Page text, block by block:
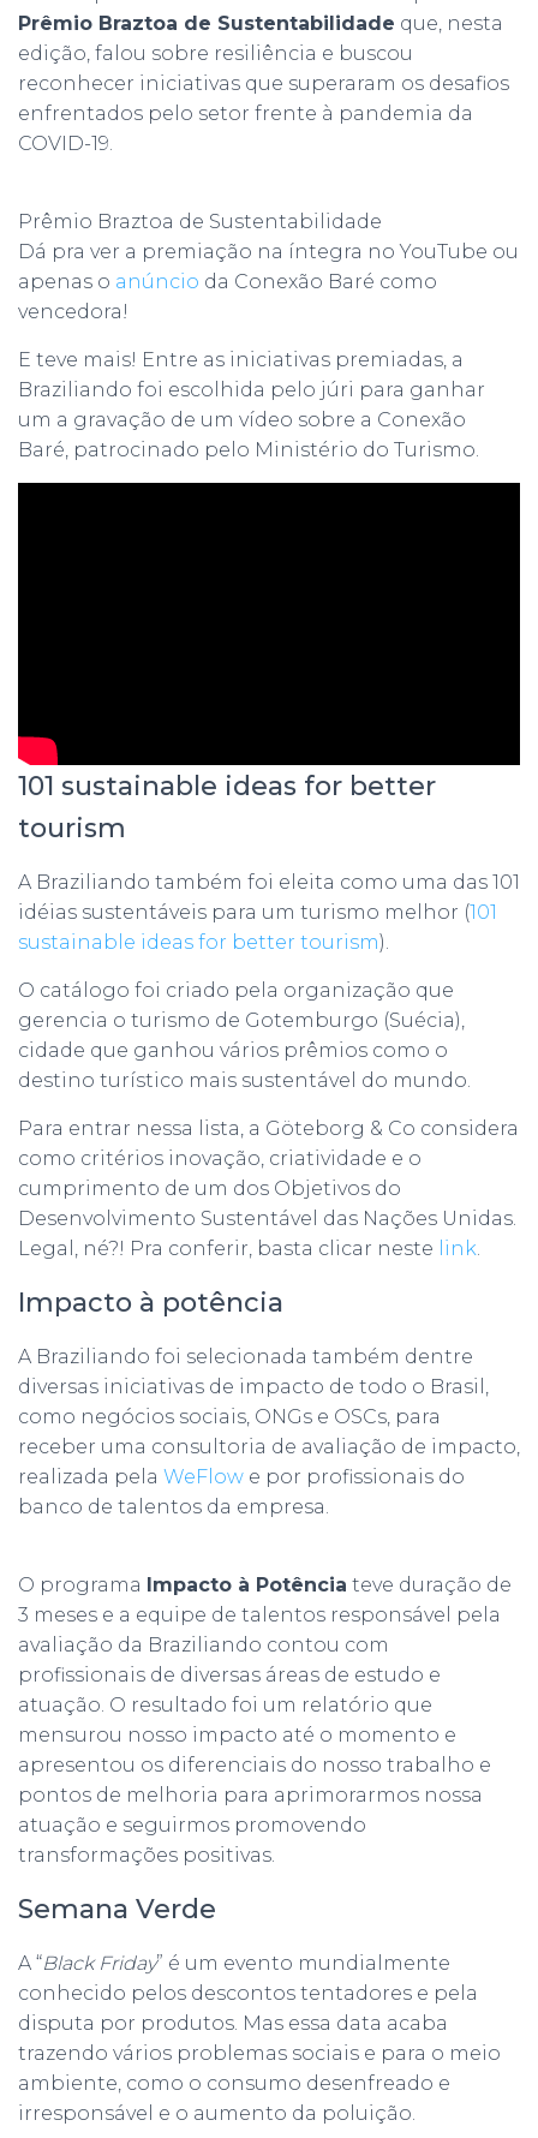
Prêmio Braztoa de Sustentabilidade que, nesta
edição, falou sobre resiliência e buscou
reconhecer iniciativas que superaram os desafios
enfrentados pelo setor frente à pandemia da
COVID-19.
Prêmio Braztoa de Sustentabilidade
Dá pra ver a premiação na íntegra no YouTube ou
apenas o anúncio da Conexão Baré como
vencedora!
E teve mais! Entre as iniciativas premiadas, a
Braziliando foi escolhida pelo júri para ganhar
um a gravação de um vídeo sobre a Conexão
Baré, patrocinado pelo Ministério do Turismo.
101 sustainable ideas for better
tourism
A Braziliando também foi eleita como uma das 101
idéias sustentáveis para um turismo melhor (101
sustainable ideas for better tourism).
O catálogo foi criado pela organização que
gerencia o turismo de Gotemburgo (Suécia),
cidade que ganhou vários prêmios como o
destino turístico mais sustentável do mundo.
Para entrar nessa lista, a Göteborg & Co considera
como critérios inovação, criatividade e o
cumprimento de um dos Objetivos do
Desenvolvimento Sustentável das Nações Unidas.
Legal, né?! Pra conferir, basta clicar neste link
Impacto à potência
A Braziliando foi selecionada também dentre
diversas iniciativas de impacto de todo o Brasil,
como negócios sociais, ONGs e OSCs, para
receber uma consultoria de avaliação de impacto,
realizada pela WeFlow e por profissionais do
banco de talentos da empresa.
O programa Impacto à Potência teve duração de
3 meses e a equipe de talentos responsável pela
avaliação da Braziliando contou com
profissionais de diversas áreas de estudo e
atuação. O resultado foi um relatório que
mensurou nosso impacto até o momento e
apresentou os diferenciais do nosso trabalho e
pontos de melhoria para aprimorarmos nossa
atuação e seguirmos promovendo
transformações positivas.
Semana Verde
A “Black Friday” é um evento mundialmente
conhecido pelos descontos tentadores e pela
disputa por produtos. Mas essa data acaba
trazendo vários problemas sociais e para o meio
ambiente, como o consumo desenfreado e
irresponsável e o aumento da poluição.